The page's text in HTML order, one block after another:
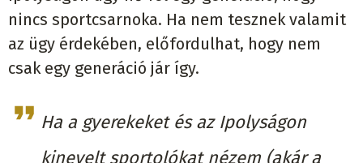
nincs sportcsarnoka. Ha nem tesznek valamit
az ügy érdekében, előfordulhat, hogy nem
csak egy generáció jár így.
Ha a gyerekeket és az Ipolyságon
kinevelt sportolókat nézem (akár a